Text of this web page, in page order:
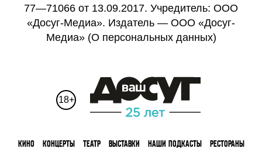
77—71066 от 13.09.2017. Учредитель: ООО
«Досуг-Медиа». Издатель — ООО «Досуг-
Медиа» (О персональных данных)
18+
КИНО КОНЦЕРТЫ ТЕАТР ВЫСТАВКИ НАШИ ПОДКАСТЫ
РЕСТОРАНЫ